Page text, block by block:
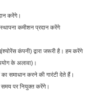
करेंगे।
कमीशन प्रदान करेंगे
कंपनी) द्वारा जरूरी है। हम करेंगे
के अलावा)।
समाधान करने की गारंटी देते हैं।
समय पर नियुक्त करेंगे।